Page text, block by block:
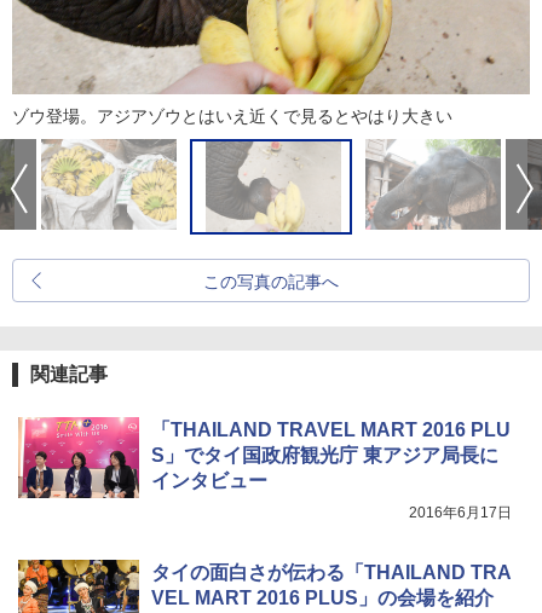
ゾウ登場。アジアゾウとはいえ近くで見るとやはり大きい
この写真の記事へ
関連記事
「THAILAND TRAVEL MART 2016 PLU
S」でタイ国政府観光庁 東アジア局長に
インタビュー
2016年6月17日
タイの面白さが伝わる「THAILAND TRA
VEL MART 2016 PLUS」の会場を紹介